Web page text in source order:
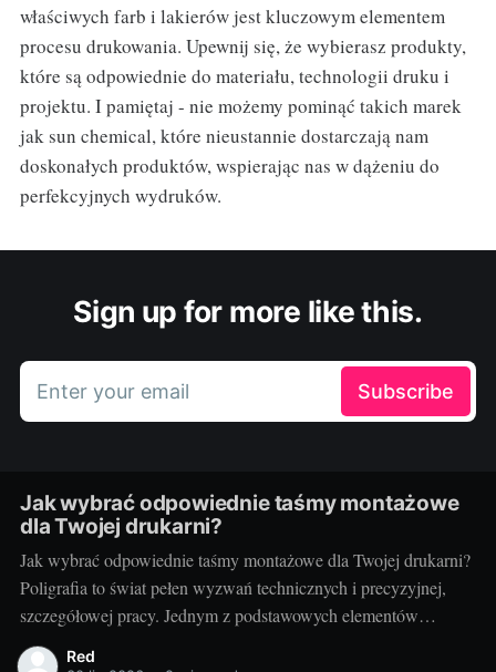
właściwych farb i lakierów jest kluczowym elementem
procesu drukowania. Upewnij się, że wybierasz produkty,
które są odpowiednie do materiału, technologii druku i
projektu. I pamiętaj - nie możemy pominąć takich marek
jak sun chemical, które nieustannie dostarczają nam
doskonałych produktów, wspierając nas w dążeniu do
perfekcyjnych wydruków.
Sign up for more like this.
Enter your email Subscribe
Jak wybrać odpowiednie taśmy montażowe
dla Twojej drukarni?
Jak wybrać odpowiednie taśmy montażowe dla Twojej drukarni?
Poligrafia to świat pełen wyzwań technicznych i precyzyjnej,
szczegółowej pracy. Jednym z podstawowych elementów
procesu drukarskiego, niezależnie od techniki, są taśmy
Red